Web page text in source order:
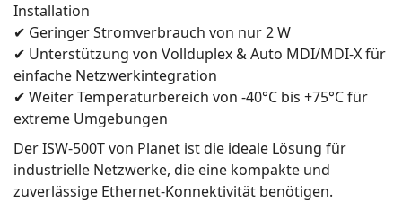
Installation
✔ Geringer Stromverbrauch von nur 2 W
✔ Unterstützung von Vollduplex & Auto MDI/MDI-X für
einfache Netzwerkintegration
✔ Weiter Temperaturbereich von -40°C bis +75°C für
extreme Umgebungen
Der ISW-500T von Planet ist die ideale Lösung für
industrielle Netzwerke, die eine kompakte und
zuverlässige Ethernet-Konnektivität benötigen.